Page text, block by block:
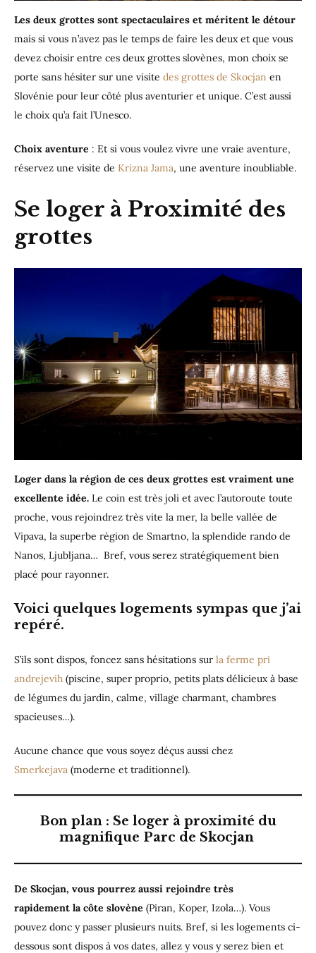
Les deux grottes sont spectaculaires et méritent le détour
mais si vous n’avez pas le temps de faire les deux et que vous
devez choisir entre ces deux grottes slovènes, mon choix se
porte sans hésiter sur une visite des grottes de Skocjan en
Slovénie pour leur côté plus aventurier et unique. C’est aussi
le choix qu’a fait l’Unesco.
Choix aventure : Et si vous voulez vivre une vraie aventure,
réservez une visite de Krizna Jama, une aventure inoubliable.
Se loger à Proximité des
grottes
Loger dans la région de ces deux grottes est vraiment une
excellente idée. Le coin est très joli et avec l’autoroute toute
proche, vous rejoindrez très vite la mer, la belle vallée de
Vipava, la superbe région de Smartno, la splendide rando de
Nanos, Ljubljana… Bref, vous serez stratégiquement bien
placé pour rayonner.
Voici quelques logements sympas que j’ai
repéré.
S’ils sont dispos, foncez sans hésitations sur la ferme pri
andrejevih (piscine, super proprio, petits plats délicieux à base
de légumes du jardin, calme, village charmant, chambres
spacieuses…).
Aucune chance que vous soyez déçus aussi chez
Smerkejava (moderne et traditionnel).
Bon plan : Se loger à proximité du
magnifique Parc de Skocjan
De Skocjan, vous pourrez aussi rejoindre très
rapidement la côte slovène (Piran, Koper, Izola…). Vous
pouvez donc y passer plusieurs nuits. Bref, si les logements ci-
dessous sont dispos à vos dates, allez y vous y serez bien et